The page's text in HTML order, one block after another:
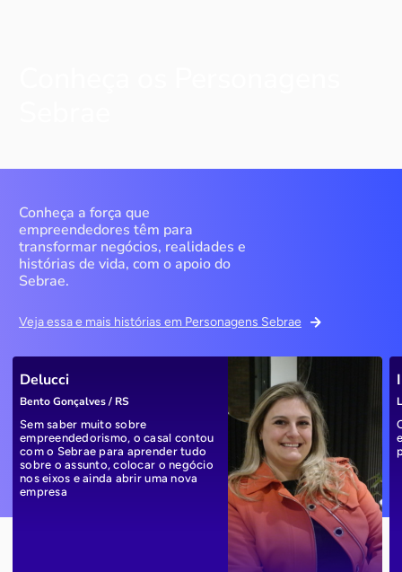
Conheça a força que
empreendedores têm para
transformar negócios, realidades e
histórias de vida, com o apoio do
Sebrae.
Veja essa e mais histórias em Personagens Sebrae
Delucci
Bento Gonçalves / RS
Sem saber muito sobre
empreendedorismo, o casal contou
com o Sebrae para aprender tudo
sobre o assunto, colocar o negócio
nos eixos e ainda abrir uma nova
empresa